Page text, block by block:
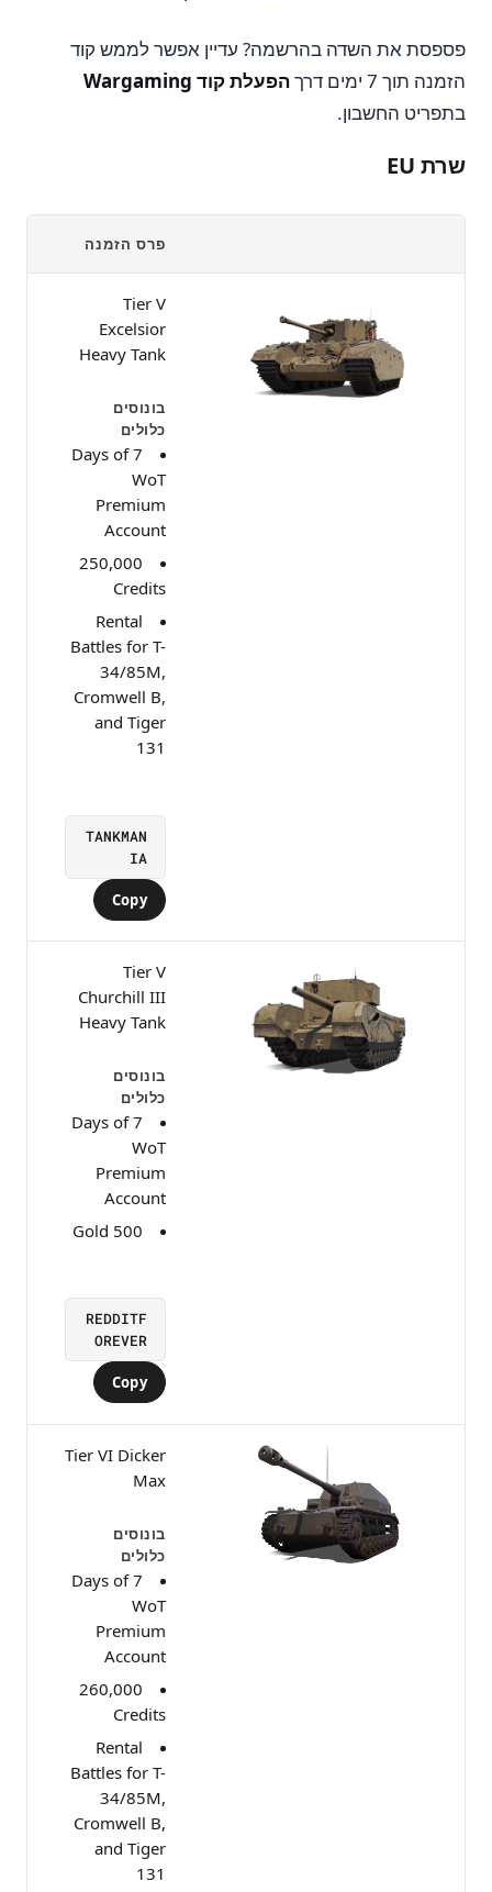
פספסת את השדה בהרשמה? עדיין אפשר לממש קוד
הזמנה תוך 7 ימים דרך
הפעלת קוד Wargaming
בתפריט החשבון.
שרת EU
פרס הזמנה
Tier V
Excelsior
Heavy Tank
בונוסים
כלולים
7 Days of
WoT
Premium
Account
250,000
Credits
Rental
Battles for T-
34/85M,
Cromwell B,
and Tiger
131
TANKMAN
IA
Copy
Tier V
Churchill III
Heavy Tank
בונוסים
כלולים
7 Days of
WoT
Premium
Account
500 Gold
REDDITF
OREVER
Copy
Tier VI Dicker
Max
בונוסים
כלולים
7 Days of
WoT
Premium
Account
260,000
Credits
Rental
Battles for T-
34/85M,
Cromwell B,
and Tiger
131